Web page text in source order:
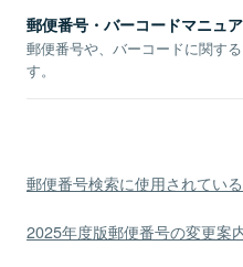
郵便番号・バーコードマニュ
郵便番号や、バーコードに関す
す。
郵便番号検索に使用されてい
2025年度版郵便番号の変更案